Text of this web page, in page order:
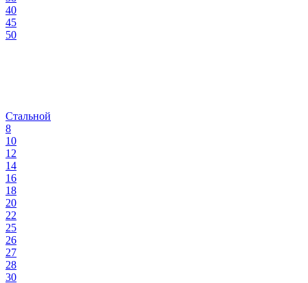
40
45
50
Стальной
8
10
12
14
16
18
20
22
25
26
27
28
30